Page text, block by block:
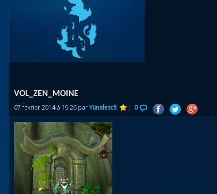
des îles
VOL_ZEN_MOINE
07 février 2014 à 19:26 parYünalescä | 0